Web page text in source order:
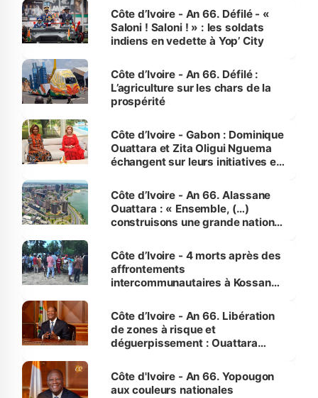
Côte d’Ivoire - An 66. Défilé - «
Saloni ! Saloni ! » : les soldats
indiens en vedette à Yop’ City
Côte d’Ivoire - An 66. Défilé :
L’agriculture sur les chars de la
prospérité
Côte d’Ivoire - Gabon : Dominique
Ouattara et Zita Oligui Nguema
échangent sur leurs initiatives en
enfants
Côte d’Ivoire - An 66. Alassane
Ouattara : « Ensemble, (…)
construisons une grande nation
générations futures »
Côte d’Ivoire - 4 morts après des
affrontements
intercommunautaires à Kossandji
milieu des sinistrés
Côte d’Ivoire - An 66. Libération
de zones à risque et
déguerpissement : Ouattara
l'Etat de droit pour préserver les
vies humaines »
Côte d'Ivoire - An 66. Yopougon
aux couleurs nationales